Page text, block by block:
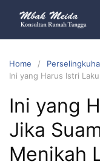
Home
Ini yang Harus Istri
Ini yang
Jika
Menikah